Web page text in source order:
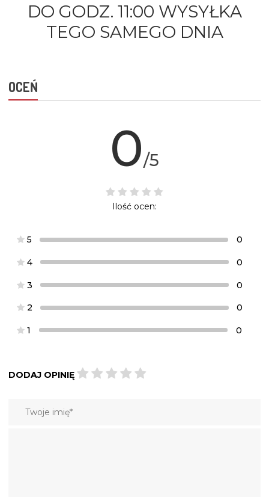
DO GODZ. 11:00 WYSYŁKA
TEGO SAMEGO DNIA
OCEŃ
0/5
Ilość ocen:
5 0
4 0
3 0
2 0
1 0
DODAJ OPINIĘ